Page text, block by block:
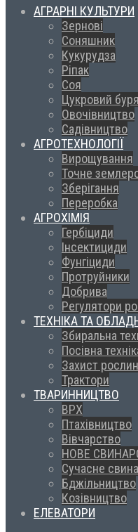
АГРАРНІ КУЛЬТУРИ
Зернові
Соняшник
Кукурудза
Ріпак
Соя
Цукровий
Овочівництво
Садівництво
АГРОТЕХНОЛОГІЇ
Вирощування
Точне
Зберігання
Переробка
АГРОХІМІЯ
Гербіциди
Інсектициди
Фунгіциди
Протруйники
Добрива
Регулятори
ТЕХНІКА ТА
Збиральна
Посівна
Захист рослин
Трактори
ТВАРИННИЦТВО
ВРХ
Птахівництво
Вівчарство
НОВЕ
Сучасне
Бджільництво
Козівництво
ЕЛЕВАТОРИ